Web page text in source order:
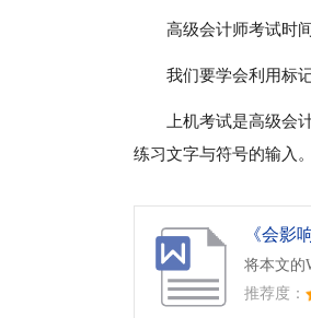
高级会计师考试时
我们要学会利用标
上机考试是高级会
练习文字与符号的输入。
《会影
将本文的
推荐度：